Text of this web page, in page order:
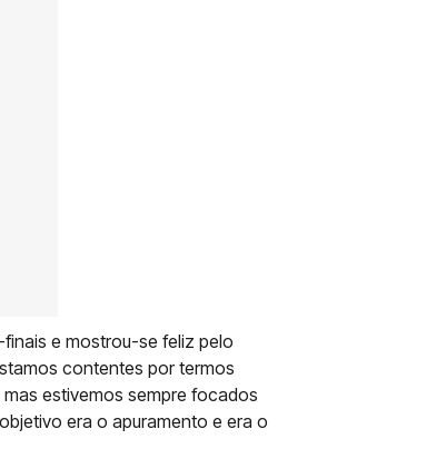
e mostrou-se feliz pelo
contentes por termos
estivemos sempre focados
era o apuramento e era o